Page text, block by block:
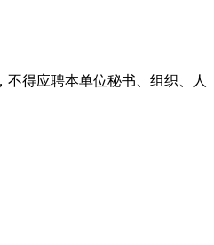
得应聘本单位秘书、组织、人